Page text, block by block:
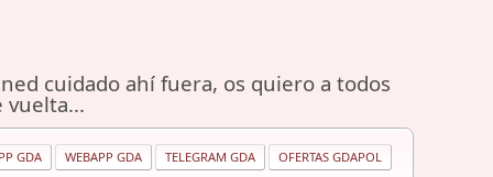
cuidado ahí fuera, os quiero a todos
vuelta...
GDA WEBAPP GDA TELEGRAM GDA OFERTAS GDAPOL